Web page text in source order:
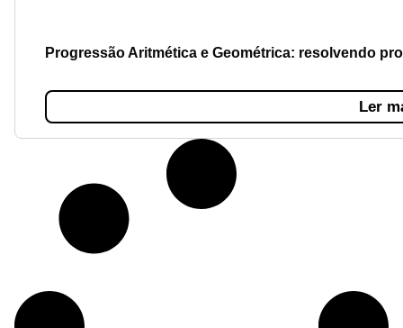
Progressão Aritmética e Geométrica: resolvendo
Ler